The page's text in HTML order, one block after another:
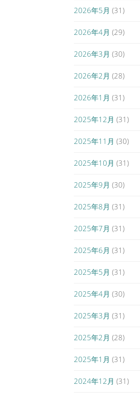
2026年5月 (31)
2026年4月 (29)
2026年3月 (30)
2026年2月 (28)
2026年1月 (31)
2025年12月 (31)
2025年11月 (30)
2025年10月 (31)
2025年9月 (30)
2025年8月 (31)
2025年7月 (31)
2025年6月 (31)
2025年5月 (31)
2025年4月 (30)
2025年3月 (31)
2025年2月 (28)
2025年1月 (31)
2024年12月 (31)